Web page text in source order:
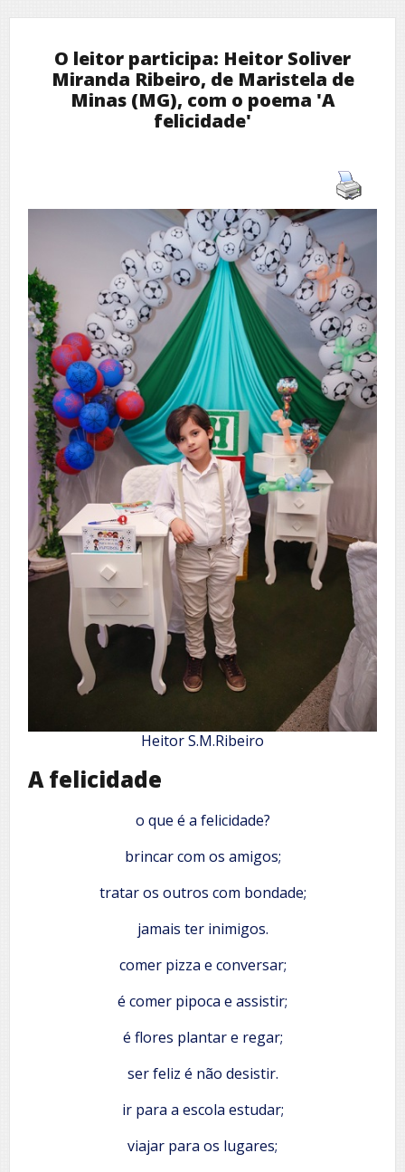
O leitor participa: Heitor Soliver
Miranda Ribeiro, de Maristela de
Minas (MG), com o poema 'A
felicidade'
Heitor S.M.Ribeiro
A felicidade
o que é a felicidade?
brincar com os amigos;
tratar os outros com bondade;
jamais ter inimigos.
comer pizza e conversar;
é comer pipoca e assistir;
é flores plantar e regar;
ser feliz é não desistir.
ir para a escola estudar;
viajar para os lugares;